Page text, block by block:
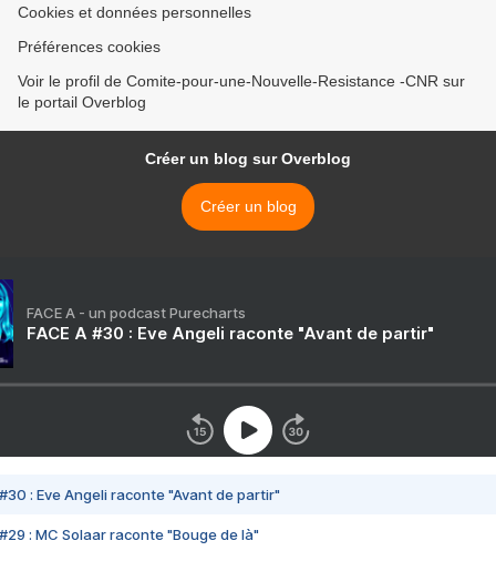
Cookies et données personnelles
Préférences cookies
Voir le profil de Comite-pour-une-Nouvelle-Resistance -CNR sur
le portail Overblog
Créer un blog sur Overblog
Créer un blog
FACE A - un podcast Purecharts
FACE A #30 : Eve Angeli raconte "Avant de partir"
#30 : Eve Angeli raconte "Avant de partir"
#29 : MC Solaar raconte "Bouge de là"